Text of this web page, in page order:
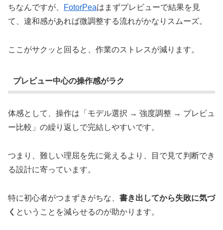
ちなんですが、
FotorPeaはまずプレビューで結果を見
て、違和感があれば微調整する流れがかなりスムーズ。
ここがサクッと回ると、作業のストレスが減ります。
プレビュー中心の操作感がラク
体感として、操作は「モデル選択 → 強度調整 → プレビュ
ー比較」の繰り返しで完結しやすいです。
つまり、難しい理屈を先に覚えるより、目で見て判断でき
る設計に寄っています。
特に初心者がつまずきがちな、 書き出してから失敗に気づ
く ということを減らせるのが助かります。